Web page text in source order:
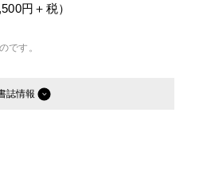
円＋税）
です。
誌情報